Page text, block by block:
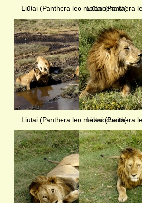
Liūtai (Panthera leo melanochaita)
Liūtai (Panthera
Liūtai (Panthera leo melanochaita)
Liūtai (Panthera